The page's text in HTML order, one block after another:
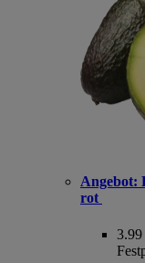
Angebot:
rot
3.99